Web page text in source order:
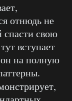
отнюдь не
свою
вступает
на полную